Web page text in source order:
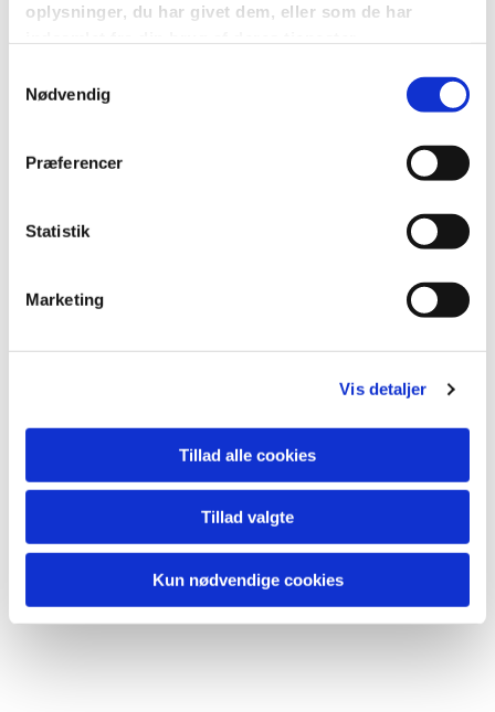
oplysninger, du har givet dem, eller som de har
Nødvendig
Præferencer
Statistik
Marketing
Vis detaljer
Tillad alle cookies
Tillad valgte
Kun nødvendige cookies
Deltagelse kræver ingen forudgående
musikkundskaber eller tilmelding – man møder
Nete enten på mail: npl@hulby.dk eller tlf.: 25 77